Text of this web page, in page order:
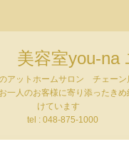
美容室you-na
アットホームサロン チェーン
一人のお客様に寄り添ったき
けています
tel : 048-875-1000